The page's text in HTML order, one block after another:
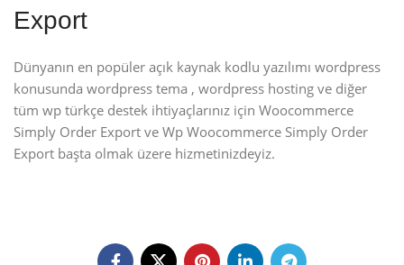
Export
Dünyanın en popüler açık kaynak kodlu yazılımı wordpress
konusunda wordpress tema , wordpress hosting ve diğer
tüm wp türkçe destek ihtiyaçlarınız için Woocommerce
Simply Order Export ve Wp Woocommerce Simply Order
Export başta olmak üzere hizmetinizdeyiz.